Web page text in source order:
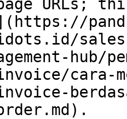
URLs;
hub/
cara-